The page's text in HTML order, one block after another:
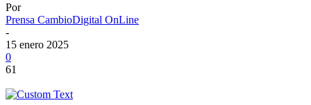
Por
Prensa CambioDigital OnLine
-
15 enero 2025
0
61